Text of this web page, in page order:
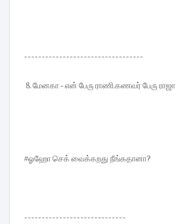
----------------------------------
8. மேனகா - என் பேரு ராணி.கணவர் பேரு ராஜா
#ஓஹோ செக் வைக்கறது நீங்கதானா?
-----------------------------